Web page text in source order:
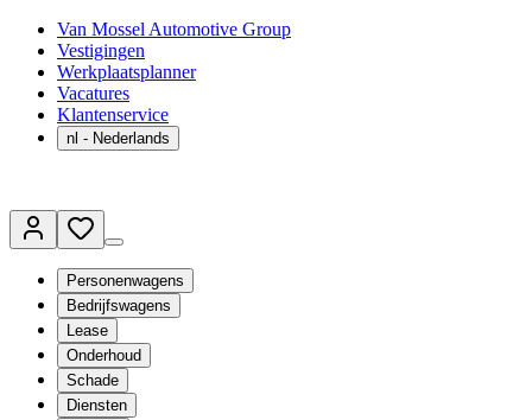
Van Mossel Automotive Group
Vestigingen
Werkplaatsplanner
Vacatures
Klantenservice
nl - Nederlands
Personenwagens
Bedrijfswagens
Lease
Onderhoud
Schade
Diensten